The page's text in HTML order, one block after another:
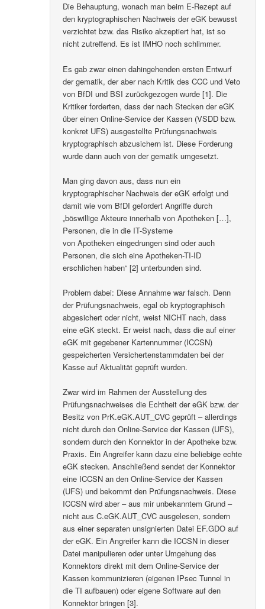
Die Behauptung, wonach man beim E-Rezept auf
den kryptographischen Nachweis der eGK bewusst
verzichtet bzw. das Risiko akzeptiert hat, ist so
nicht zutreffend. Es ist IMHO noch schlimmer.
Es gab zwar einen dahingehenden ersten Entwurf
der gematik, der aber nach Kritik des CCC und Veto
von BfDI und BSI zurückgezogen wurde [1]. Die
Kritiker forderten, dass der nach Stecken der eGK
über einen Online-Service der Kassen (VSDD bzw.
konkret UFS) ausgestellte Prüfungsnachweis
kryptographisch abzusichern ist. Diese Forderung
wurde dann auch von der gematik umgesetzt.
Man ging davon aus, dass nun ein
kryptographischer Nachweis der eGK erfolgt und
damit wie vom BfDI gefordert Angriffe durch
„böswillige Akteure innerhalb von Apotheken […],
Personen, die in die IT-Systeme
von Apotheken eingedrungen sind oder auch
Personen, die sich eine Apotheken-TI-ID
erschlichen haben“ [2] unterbunden sind.
Problem dabei: Diese Annahme war falsch. Denn
der Prüfungsnachweis, egal ob kryptographisch
abgesichert oder nicht, weist NICHT nach, dass
eine eGK steckt. Er weist nach, dass die auf einer
eGK mit gegebener Kartennummer (ICCSN)
gespeicherten Versichertenstammdaten bei der
Kasse auf Aktualität geprüft wurden.
Zwar wird im Rahmen der Ausstellung des
Prüfungsnachweises die Echtheit der eGK bzw. der
Besitz von PrK.eGK.AUT_CVC geprüft – allerdings
nicht durch den Online-Service der Kassen (UFS),
sondern durch den Konnektor in der Apotheke bzw.
Praxis. Ein Angreifer kann dazu eine beliebige echte
eGK stecken. Anschließend sendet der Konnektor
eine ICCSN an den Online-Service der Kassen
(UFS) und bekommt den Prüfungsnachweis. Diese
ICCSN wird aber – aus mir unbekanntem Grund –
nicht aus C.eGK.AUT_CVC ausgelesen, sondern
aus einer separaten unsignierten Datei EF.GDO auf
der eGK. Ein Angreifer kann die ICCSN in dieser
Datei manipulieren oder unter Umgehung des
Konnektors direkt mit dem Online-Service der
Kassen kommunizieren (eigenen IPsec Tunnel in
die TI aufbauen) oder eigene Software auf den
Konnektor bringen [3].